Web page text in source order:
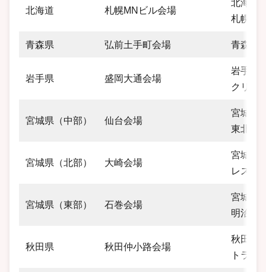
北海道 札幌MNビル会場
北海道
札幌
青森県 弘前土手町会場 青森県
岩手県 盛岡大通会場
岩手県
クリエ
宮城県（中部） 仙台会場
宮城県
東北電
宮城県（北部） 大崎会場
宮城県
レスタ
宮城県（東部） 石巻会場
宮城県
明治中
秋田県 秋田仲小路会場
秋田県
トラス